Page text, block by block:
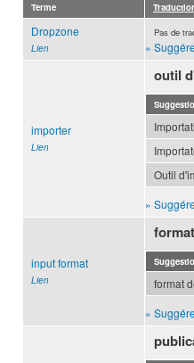
Terme
Dropzone
Lien
Pas de
»
importer
Lien
outil
Outil
»
input format
Lien
format
»